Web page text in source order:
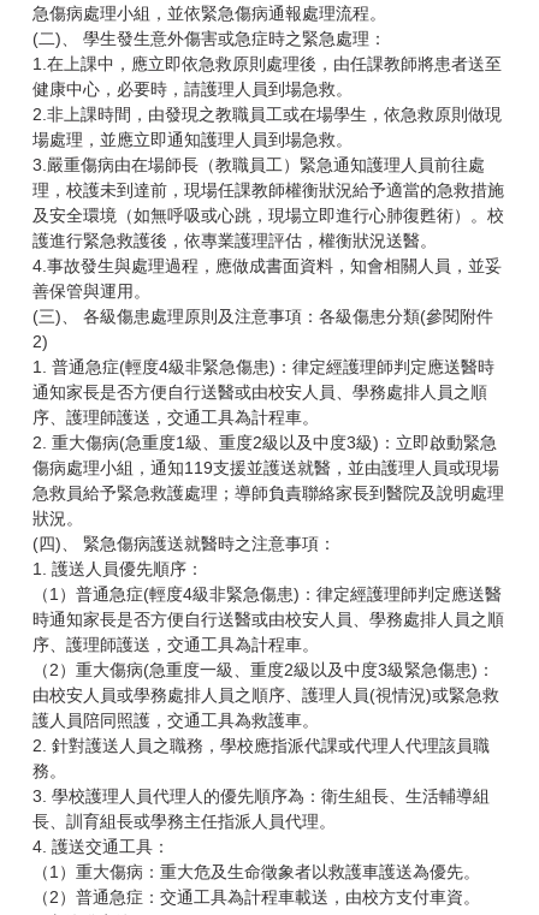
急傷病處理小組，並依緊急傷病通報處理流程。
(二)、 學生發生意外傷害或急症時之緊急處理：
1.在上課中，應立即依急救原則處理後，由任課教師將患者送至
健康中心，必要時，請護理人員到場急救。
2.非上課時間，由發現之教職員工或在場學生，依急救原則做現
場處理，並應立即通知護理人員到場急救。
3.嚴重傷病由在場師長（教職員工）緊急通知護理人員前往處
理，校護未到達前，現場任課教師權衡狀況給予適當的急救措施
及安全環境（如無呼吸或心跳，現場立即進行心肺復甦術）。校
護進行緊急救護後，依專業護理評估，權衡狀況送醫。
4.事故發生與處理過程，應做成書面資料，知會相關人員，並妥
善保管與運用。
(三)、 各級傷患處理原則及注意事項：各級傷患分類(參閱附件
2)
1. 普通急症(輕度4級非緊急傷患)：律定經護理師判定應送醫時
通知家長是否方便自行送醫或由校安人員、學務處排人員之順
序、護理師護送，交通工具為計程車。
2. 重大傷病(急重度1級、重度2級以及中度3級)：立即啟動緊急
傷病處理小組，通知119支援並護送就醫，並由護理人員或現場
急救員給予緊急救護處理；導師負責聯絡家長到醫院及說明處理
狀況。
(四)、 緊急傷病護送就醫時之注意事項：
1. 護送人員優先順序：
（1）普通急症(輕度4級非緊急傷患)：律定經護理師判定應送醫
時通知家長是否方便自行送醫或由校安人員、學務處排人員之順
序、護理師護送，交通工具為計程車。
（2）重大傷病(急重度一級、重度2級以及中度3級緊急傷患)：
由校安人員或學務處排人員之順序、護理人員(視情況)或緊急救
護人員陪同照護，交通工具為救護車。
2. 針對護送人員之職務，學校應指派代課或代理人代理該員職
務。
3. 學校護理人員代理人的優先順序為：衛生組長、生活輔導組
長、訓育組長或學務主任指派人員代理。
4. 護送交通工具：
（1）重大傷病：重大危及生命徵象者以救護車護送為優先。
（2）普通急症：交通工具為計程車載送，由校方支付車資。